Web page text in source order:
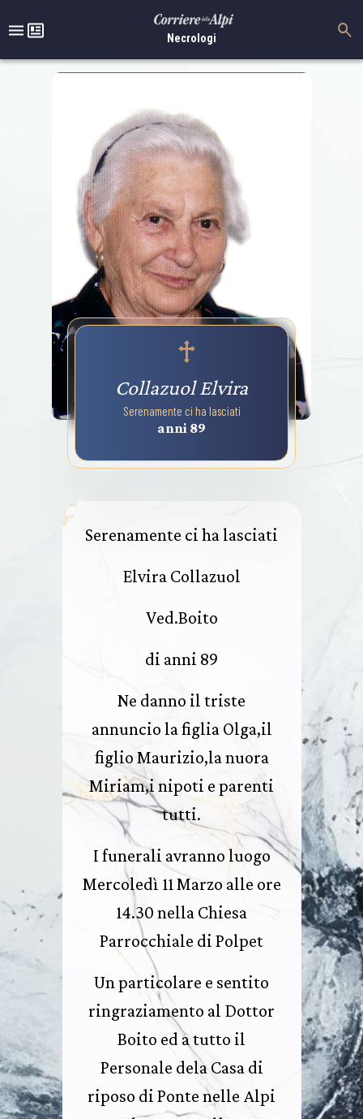
Necrologi
Collazuol Elvira
Serenamente ci ha lasciati
anni 89
Serenamente ci ha lasciati
Elvira Collazuol
Ved.Boito
di anni 89
Ne danno il triste
annuncio la figlia Olga,il
figlio Maurizio,la nuora
Miriam,i nipoti e parenti
tutti.
I funerali avranno luogo
Mercoledì 11 Marzo alle ore
14.30 nella Chiesa
Parrocchiale di Polpet
Un particolare e sentito
ringraziamento al Dottor
Boito ed a tutto il
Personale dela Casa di
riposo di Ponte nelle Alpi